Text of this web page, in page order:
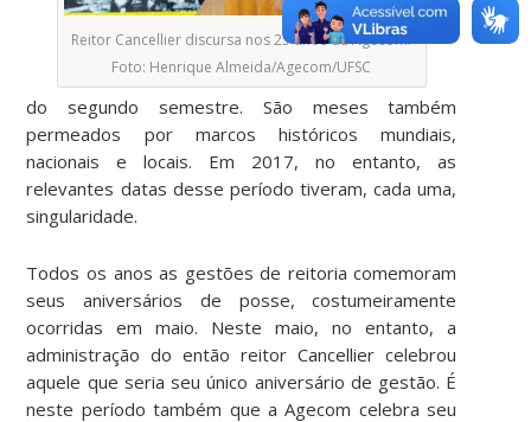
Reitor Cancellier discursa nos 25 anos da Agecom.
Foto: Henrique Almeida/Agecom/UFSC
do segundo semestre. São meses também
permeados por marcos históricos mundiais,
nacionais e locais. Em 2017, no entanto, as
relevantes datas desse período tiveram, cada uma,
singularidade.
Todos os anos as gestões de reitoria comemoram
seus aniversários de posse, costumeiramente
ocorridas em maio. Neste maio, no entanto, a
administração do então reitor Cancellier celebrou
aquele que seria seu único aniversário de gestão. É
neste período também que a Agecom celebra seu